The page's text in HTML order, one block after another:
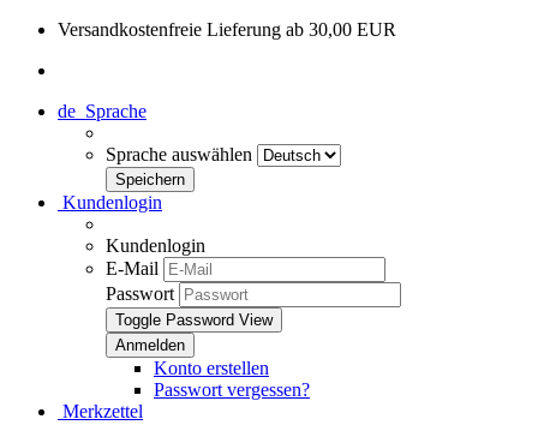
Versandkostenfreie Lieferung ab 30,00 EUR
de Sprache
Sprache auswählen
Kundenlogin
Kundenlogin
E-Mail
Passwort
Toggle Password View
Konto erstellen
Passwort vergessen?
Merkzettel